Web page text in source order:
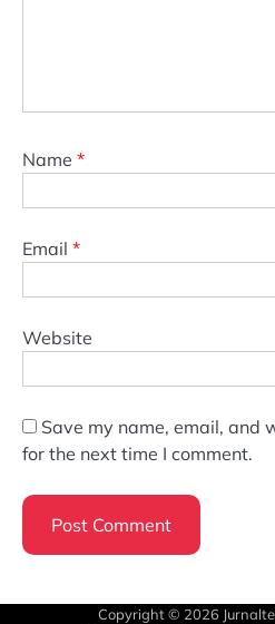
Name *
Email *
Website
Save my name, email, and
for the next time I comment.
Copyright © 2026